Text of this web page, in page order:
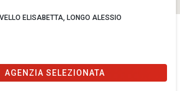
ELISABETTA, LONGO ALESSIO
AGENZIA SELEZIONATA